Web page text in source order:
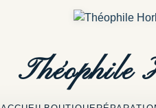
Théophile